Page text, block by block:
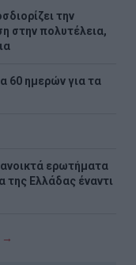
την
στην πολυτέλεια,
60 ημερών για τα
ερωτήματα
της Ελλάδας έναντι
→